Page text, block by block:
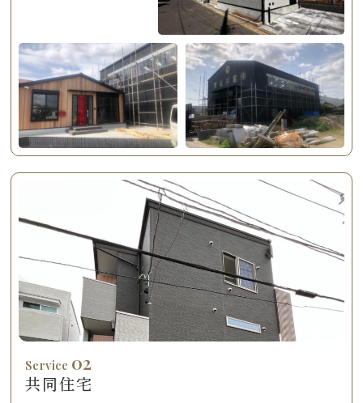
Service 02
共同住宅